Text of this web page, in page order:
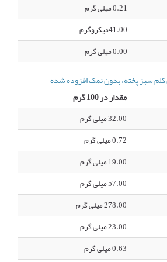
0.21 میلی گرم
41.00میکروگرم
0.00 میلی گرم
سبز پخته، بدون نمک افزوده شده
مقدار در 100 گرم
32.00 میلی گرم
0.72 میلی گرم
19.00 میلی گرم
57.00 میلی گرم
278.00 میلی گرم
23.00 میلی گرم
0.63 میلی گرم